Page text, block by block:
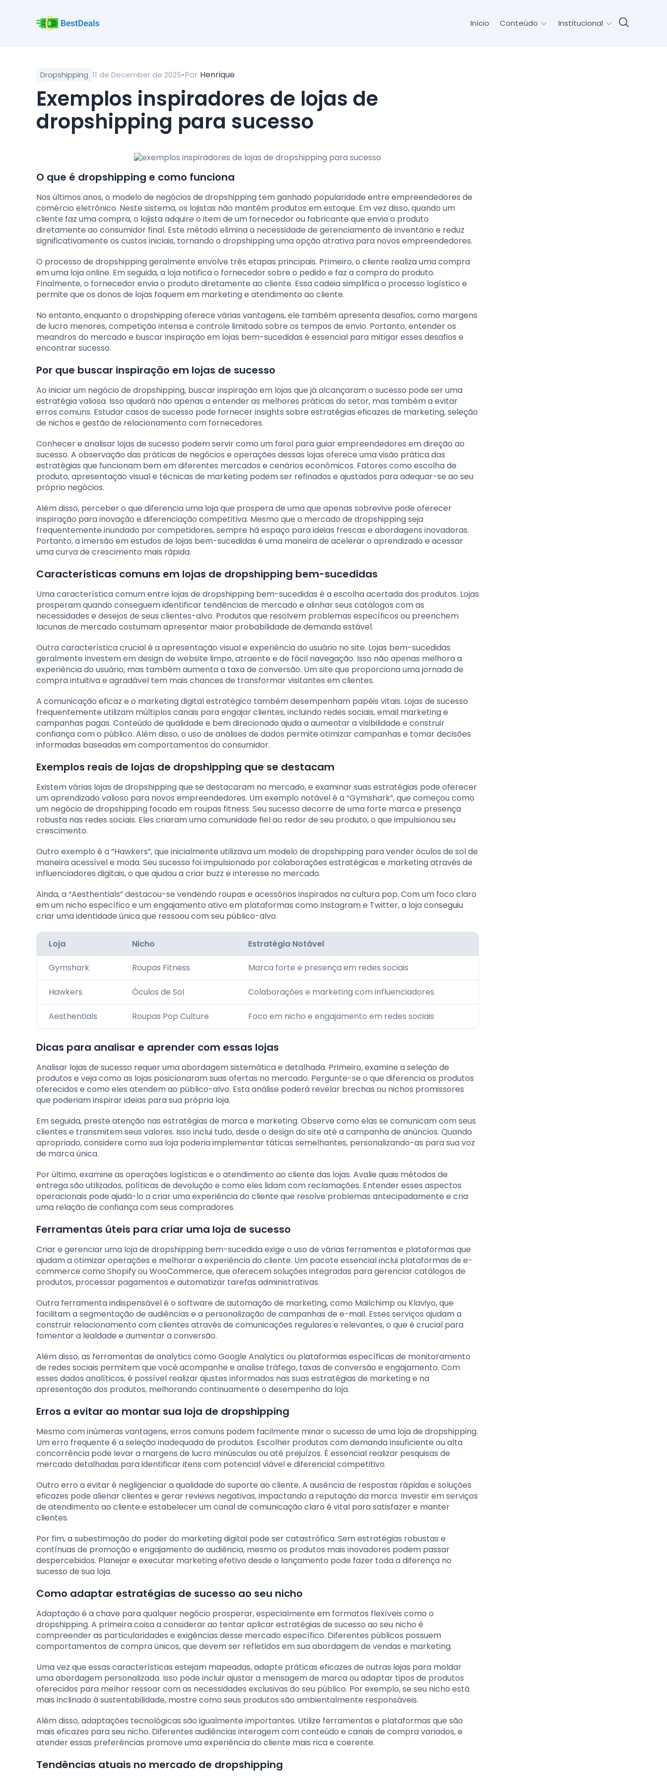
Início Conteúdo Institucional
Dropshipping 11 de December de 2025•Por Henrique
exemplos inspiradores de lojas de
dropshipping para sucesso
O que é dropshipping e como funciona
Nos últimos anos, o modelo de negócios de dropshipping tem ganhado popularidade entre empreendedores de
comércio eletrônico. Neste sistema, os lojistas não mantêm produtos em estoque. Em vez disso, quando um
cliente faz uma compra, o lojista adquire o item de um fornecedor ou fabricante que envia o produto
diretamente ao consumidor final. Este método elimina a necessidade de gerenciamento de inventário e reduz
significativamente os custos iniciais, tornando o dropshipping uma opção atrativa para novos empreendedores.
O processo de dropshipping geralmente envolve três etapas principais. Primeiro, o cliente realiza uma compra
em uma loja online. Em seguida, a loja notifica o fornecedor sobre o pedido e faz a compra do produto.
Finalmente, o fornecedor envia o produto diretamente ao cliente. Essa cadeia simplifica o processo logístico e
permite que os donos de lojas foquem em marketing e atendimento ao cliente.
No entanto, enquanto o dropshipping oferece várias vantagens, ele também apresenta desafios, como margens
de lucro menores, competição intensa e controle limitado sobre os tempos de envio. Portanto, entender os
meandros do mercado e buscar inspiração em lojas bem-sucedidas é essencial para mitigar esses desafios e
encontrar sucesso.
Por que buscar inspiração em lojas de sucesso
Ao iniciar um negócio de dropshipping, buscar inspiração em lojas que já alcançaram o sucesso pode ser uma
estratégia valiosa. Isso ajudará não apenas a entender as melhores práticas do setor, mas também a evitar
erros comuns. Estudar casos de sucesso pode fornecer insights sobre estratégias eficazes de marketing, seleção
de nichos e gestão de relacionamento com fornecedores.
Conhecer e analisar lojas de sucesso podem servir como um farol para guiar empreendedores em direção ao
sucesso. A observação das práticas de negócios e operações dessas lojas oferece uma visão prática das
estratégias que funcionam bem em diferentes mercados e cenários econômicos. Fatores como escolha de
produto, apresentação visual e técnicas de marketing podem ser refinados e ajustados para adequar-se ao seu
próprio negócios.
Além disso, perceber o que diferencia uma loja que prospera de uma que apenas sobrevive pode oferecer
inspiração para inovação e diferenciação competitiva. Mesmo que o mercado de dropshipping seja
frequentemente inundado por competidores, sempre há espaço para ideias frescas e abordagens inovadoras.
Portanto, a imersão em estudos de lojas bem-sucedidas é uma maneira de acelerar o aprendizado e acessar
uma curva de crescimento mais rápida.
Características comuns em lojas de dropshipping bem-sucedidas
Uma característica comum entre lojas de dropshipping bem-sucedidas é a escolha acertada dos produtos. Lojas
prosperam quando conseguem identificar tendências de mercado e alinhar seus catálogos com as
necessidades e desejos de seus clientes-alvo. Produtos que resolvem problemas específicos ou preenchem
lacunas de mercado costumam apresentar maior probabilidade de demanda estável.
Outra característica crucial é a apresentação visual e experiência do usuário no site. Lojas bem-sucedidas
geralmente investem em design de website limpo, atraente e de fácil navegação. Isso não apenas melhora a
experiência do usuário, mas também aumenta a taxa de conversão. Um site que proporciona uma jornada de
compra intuitiva e agradável tem mais chances de transformar visitantes em clientes.
A comunicação eficaz e o marketing digital estratégico também desempenham papéis vitais. Lojas de sucesso
frequentemente utilizam múltiplos canais para engajar clientes, incluindo redes sociais, email marketing e
campanhas pagas. Conteúdo de qualidade e bem direcionado ajuda a aumentar a visibilidade e construir
confiança com o público. Além disso, o uso de análises de dados permite otimizar campanhas e tomar decisões
informadas baseadas em comportamentos do consumidor.
Exemplos reais de lojas de dropshipping que se destacam
Existem várias lojas de dropshipping que se destacaram no mercado, e examinar suas estratégias pode oferecer
um aprendizado valioso para novos empreendedores. Um exemplo notável é a “Gymshark”, que começou como
um negócio de dropshipping focado em roupas fitness. Seu sucesso decorre de uma forte marca e presença
robusta nas redes sociais. Eles criaram uma comunidade fiel ao redor de seu produto, o que impulsionou seu
crescimento.
Outro exemplo é a “Hawkers”, que inicialmente utilizava um modelo de dropshipping para vender óculos de sol de
maneira acessível e moda. Seu sucesso foi impulsionado por colaborações estratégicas e marketing através de
influenciadores digitais, o que ajudou a criar buzz e interesse no mercado.
Ainda, a “Aesthentials” destacou-se vendendo roupas e acessórios inspirados na cultura pop. Com um foco claro
em um nicho específico e um engajamento ativo em plataformas como Instagram e Twitter, a loja conseguiu
criar uma identidade única que ressoou com seu público-alvo.
Loja Nicho Estratégia Notável
Gymshark Roupas Fitness Marca forte e presença em redes sociais
Hawkers Óculos de Sol Colaborações e marketing com influenciadores
Aesthentials Roupas Pop Culture Foco em nicho e engajamento em redes sociais
Dicas para analisar e aprender com essas lojas
Analisar lojas de sucesso requer uma abordagem sistemática e detalhada. Primeiro, examine a seleção de
produtos e veja como as lojas posicionaram suas ofertas no mercado. Pergunte-se o que diferencia os produtos
oferecidos e como eles atendem ao público-alvo. Esta análise poderá revelar brechas ou nichos promissores
que poderiam inspirar ideias para sua própria loja.
Em seguida, preste atenção nas estratégias de marca e marketing. Observe como elas se comunicam com seus
clientes e transmitem seus valores. Isso inclui tudo, desde o design do site até a campanha de anúncios. Quando
apropriado, considere como sua loja poderia implementar táticas semelhantes, personalizando-as para sua voz
de marca única.
Por último, examine as operações logísticas e o atendimento ao cliente das lojas. Avalie quais métodos de
entrega são utilizados, políticas de devolução e como eles lidam com reclamações. Entender esses aspectos
operacionais pode ajudá-lo a criar uma experiência do cliente que resolve problemas antecipadamente e cria
uma relação de confiança com seus compradores.
Ferramentas úteis para criar uma loja de sucesso
Criar e gerenciar uma loja de dropshipping bem-sucedida exige o uso de várias ferramentas e plataformas que
ajudam a otimizar operações e melhorar a experiência do cliente. Um pacote essencial inclui plataformas de e-
commerce como Shopify ou WooCommerce, que oferecem soluções integradas para gerenciar catálogos de
produtos, processar pagamentos e automatizar tarefas administrativas.
Outra ferramenta indispensável é o software de automação de marketing, como Mailchimp ou Klaviyo, que
facilitam a segmentação de audiências e a personalização de campanhas de e-mail. Esses serviços ajudam a
construir relacionamento com clientes através de comunicações regulares e relevantes, o que é crucial para
fomentar a lealdade e aumentar a conversão.
Além disso, as ferramentas de analytics como Google Analytics ou plataformas específicas de monitoramento
de redes sociais permitem que você acompanhe e analise tráfego, taxas de conversão e engajamento. Com
esses dados analíticos, é possível realizar ajustes informados nas suas estratégias de marketing e na
apresentação dos produtos, melhorando continuamente o desempenho da loja.
Erros a evitar ao montar sua loja de dropshipping
Mesmo com inúmeras vantagens, erros comuns podem facilmente minar o sucesso de uma loja de dropshipping.
Um erro frequente é a seleção inadequada de produtos. Escolher produtos com demanda insuficiente ou alta
concorrência pode levar a margens de lucro minúsculas ou até prejuízos. É essencial realizar pesquisas de
mercado detalhadas para identificar itens com potencial viável e diferencial competitivo.
Outro erro a evitar é negligenciar a qualidade do suporte ao cliente. A ausência de respostas rápidas e soluções
eficazes pode alienar clientes e gerar reviews negativas, impactando a reputação da marca. Investir em serviços
de atendimento ao cliente e estabelecer um canal de comunicação claro é vital para satisfazer e manter
clientes.
Por fim, a subestimação do poder do marketing digital pode ser catastrófica. Sem estratégias robustas e
contínuas de promoção e engajamento de audiência, mesmo os produtos mais inovadores podem passar
despercebidos. Planejar e executar marketing efetivo desde o lançamento pode fazer toda a diferença no
sucesso de sua loja.
Como adaptar estratégias de sucesso ao seu nicho
Adaptação é a chave para qualquer negócio prosperar, especialmente em formatos flexíveis como o
dropshipping. A primeira coisa a considerar ao tentar aplicar estratégias de sucesso ao seu nicho é
compreender as particularidades e exigências desse mercado específico. Diferentes públicos possuem
comportamentos de compra únicos, que devem ser refletidos em sua abordagem de vendas e marketing.
Uma vez que essas características estejam mapeadas, adapte práticas eficazes de outras lojas para moldar
uma abordagem personalizada. Isso pode incluir ajustar a mensagem de marca ou adaptar tipos de produtos
oferecidos para melhor ressoar com as necessidades exclusivas do seu público. Por exemplo, se seu nicho está
mais inclinado à sustentabilidade, mostre como seus produtos são ambientalmente responsáveis.
Além disso, adaptações tecnológicas são igualmente importantes. Utilize ferramentas e plataformas que são
mais eficazes para seu nicho. Diferentes audiências interagem com conteúdo e canais de compra variados, e
atender essas preferências promove uma experiência do cliente mais rica e coerente.
Tendências atuais no mercado de dropshipping